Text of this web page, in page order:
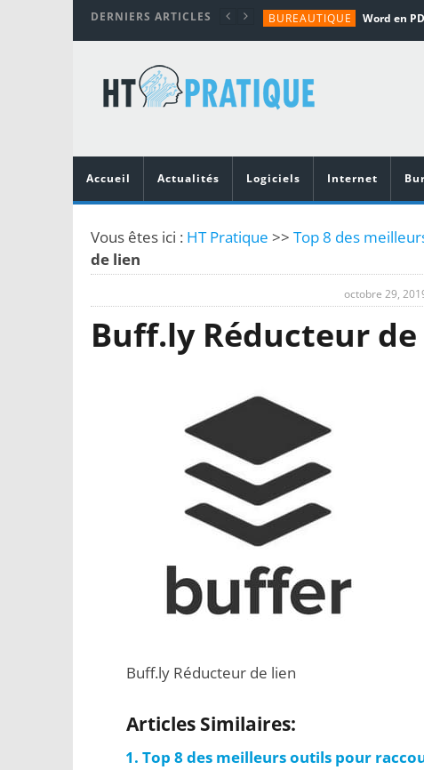
DERNIERS ARTICLES BUREAUTIQUE
TUTORIALS
MATÉRIEL
Accueil
Actualités Logiciels Internet
Vous êtes ici : HT Pratique >> Top 8 des
de lien
octobre 29,
Buff.ly Réducteur
Buff.ly Réducteur de lien
Articles Similaires:
Top 8 des meilleurs outils pour